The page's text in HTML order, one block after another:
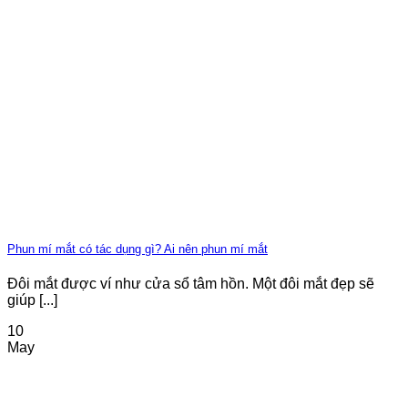
Phun mí mắt có tác dụng gì? Ai nên phun mí mắt
Đôi mắt được ví như cửa sổ tâm hồn. Một đôi mắt đẹp sẽ
giúp [...]
10
May